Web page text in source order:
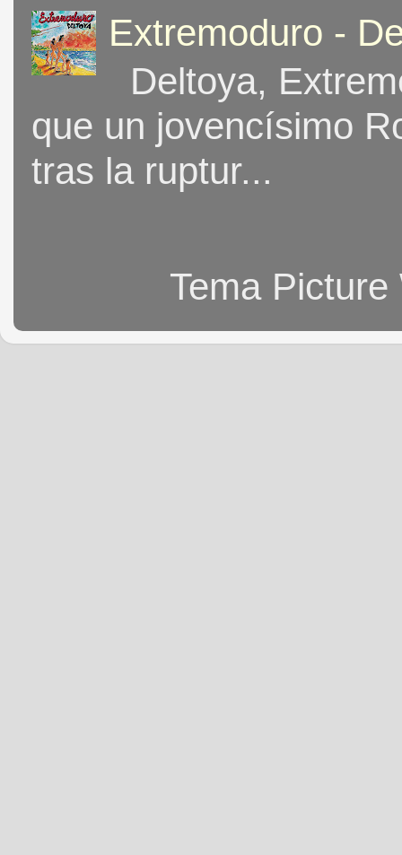
Extremoduro -
Deltoya,
que un jovencísimo
tras la ruptur...
Tema